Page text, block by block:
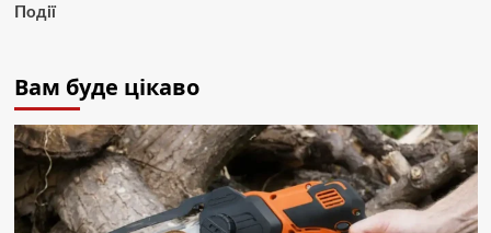
Події
Вам буде цікаво